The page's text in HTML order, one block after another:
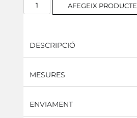
AFEGEIX PRODUCTE
DESCRIPCIÓ
MESURES
ENVIAMENT